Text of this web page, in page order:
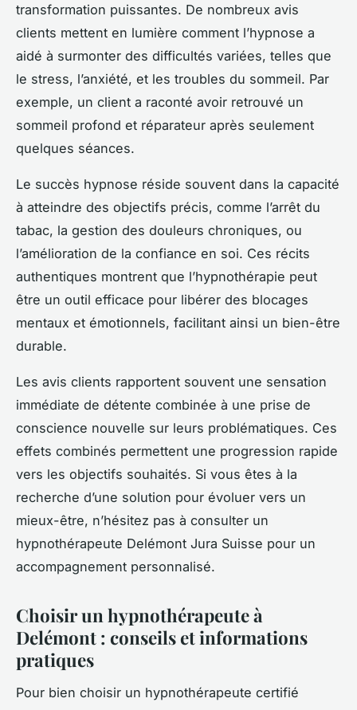
transformation puissantes. De nombreux avis
clients mettent en lumière comment l’hypnose a
aidé à surmonter des difficultés variées, telles que
le stress, l’anxiété, et les troubles du sommeil. Par
exemple, un client a raconté avoir retrouvé un
sommeil profond et réparateur après seulement
quelques séances.
Le succès hypnose réside souvent dans la capacité
à atteindre des objectifs précis, comme l’arrêt du
tabac, la gestion des douleurs chroniques, ou
l’amélioration de la confiance en soi. Ces récits
authentiques montrent que l’hypnothérapie peut
être un outil efficace pour libérer des blocages
mentaux et émotionnels, facilitant ainsi un bien-être
durable.
Les avis clients rapportent souvent une sensation
immédiate de détente combinée à une prise de
conscience nouvelle sur leurs problématiques. Ces
effets combinés permettent une progression rapide
vers les objectifs souhaités. Si vous êtes à la
recherche d’une solution pour évoluer vers un
mieux-être, n’hésitez pas à consulter un
hypnothérapeute Delémont Jura Suisse pour un
accompagnement personnalisé.
Choisir un hypnothérapeute à
Delémont : conseils et informations
pratiques
Pour bien choisir un hypnothérapeute certifié